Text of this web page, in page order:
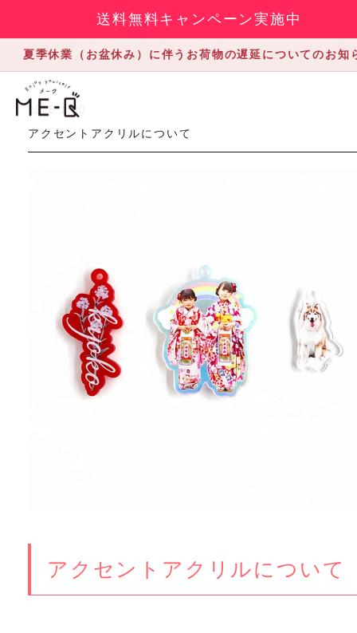
送料無料キャンペーン実施中
夏季休業（お盆休み）に伴うお荷物の遅延についてのお知
2026.1.30
アクセントアクリルについて
アクセントアクリルについて